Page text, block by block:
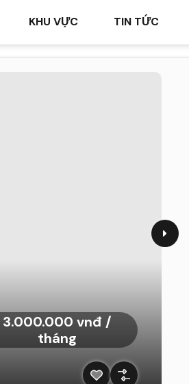
KHU VỰC TIN TỨC
3.000.000 vnđ /
tháng